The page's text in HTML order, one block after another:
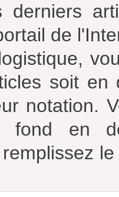
derniers
de
soit en
notation.
fond en
remplissez